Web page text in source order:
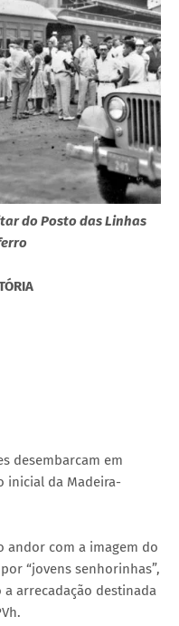
do Posto das Linhas
desembarcam em
inicial da Madeira-
andor com a imagem do
“jovens senhorinhas”,
a arrecadação destinada